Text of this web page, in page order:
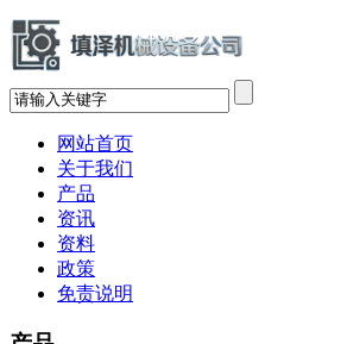
网站首页
关于我们
产品
资讯
资料
政策
免责说明